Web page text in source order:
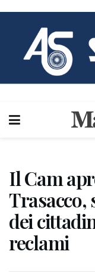
Il Cam
Trasacco,
dei
reclami